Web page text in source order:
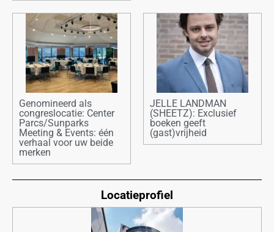
Genomineerd als
congreslocatie: Center
Parcs/Sunparks
Meeting & Events: één
verhaal voor uw beide
merken
JELLE LANDMAN
(SHEETZ): Exclusief
boeken geeft
(gast)vrijheid
Locatieprofiel